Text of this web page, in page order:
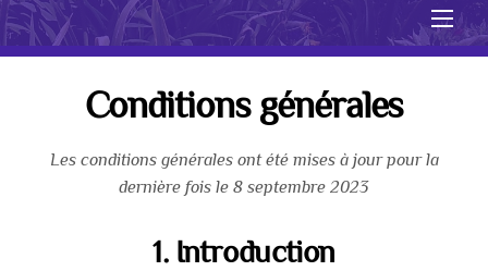
Conditions générales
Les conditions générales ont été mises à jour pour la
dernière fois le 8 septembre 2023
1. Introduction